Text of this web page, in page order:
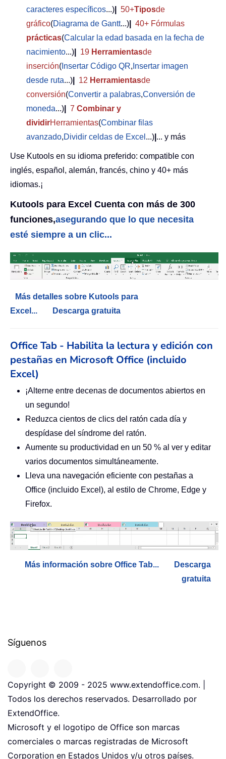
caracteres específicos...) 50+Tiposde
gráfico(Diagrama de Gantt...)
40+ Fórmulas
prácticas(Calcular la edad basada en la fecha de
nacimiento...) 19 Herramientasde
inserción( Insertar Código QR, Insertar imagen
desde ruta...) 12 Herramientasde
conversión(Convertir a palabras,Conversión de
moneda...) 7 Combinar y
dividirHerramientas(Combinar filas
avanzado,Dividir celdas de Excel ...) ... y más
Use Kutools en su idioma preferido: compatible con
inglés, español, alemán, francés, chino y 40+ más
idiomas.¡
Kutools para Excel Cuenta con más de 300
funciones,asegurando que lo que necesita
esté siempre a un clic...
Más detalles sobre Kutools para
Excel...
Descarga gratuita
Office Tab - Habilita la lectura y edición con
pestañas en Microsoft Office (incluido
Excel)
¡Alterne entre decenas de documentos abiertos en
un segundo!
Reduzca cientos de clics del ratón cada día y
despídase del síndrome del ratón.
Aumente su productividad en un 50 % al ver y editar
varios documentos simultáneamente.
Lleva una navegación eficiente con pestañas a
Office (incluido Excel), al estilo de Chrome, Edge y
Firefox.
Más información sobre Office Tab...
Descarga
gratuita
Síguenos
Copyright © 2009 - 2025 www.extendoffice.com. |
Todos los derechos reservados. Desarrollado por
ExtendOffice.
Microsoft y el logotipo de Office son marcas
comerciales o marcas registradas de Microsoft
Corporation en Estados Unidos y/u otros países.